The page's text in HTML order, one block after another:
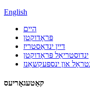
English
היים
פּראָדוקטן
דיין ינדאַסטריז
ינדוסטריאַל פּראָדוקטן
און ינספּעקשאַנז
קאַטעגאָריעס